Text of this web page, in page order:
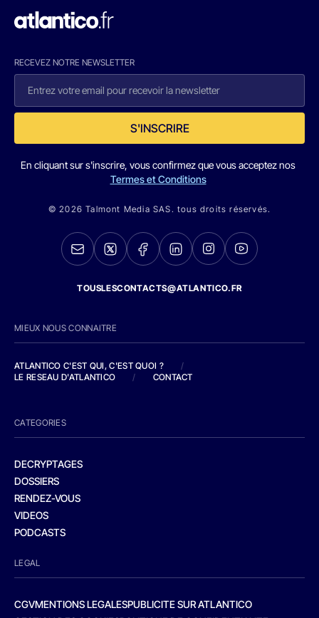
RECEVEZ NOTRE NEWSLETTER
S'INSCRIRE
En cliquant sur s'inscrire, vous confirmez que vous acceptez nos
Termes et Conditions
© 2026 Talmont Media SAS. tous droits réservés.
TOUSLESCONTACTS@ATLANTICO.FR
MIEUX NOUS CONNAITRE
ATLANTICO C'EST QUI, C'EST QUOI ?
/
LE RESEAU D'ATLANTICO
/ CONTACT
CATEGORIES
DECRYPTAGES
DOSSIERS
RENDEZ-VOUS
VIDEOS
PODCASTS
LEGAL
CGVMENTIONS LEGALESPUBLICITE SUR ATLANTICO